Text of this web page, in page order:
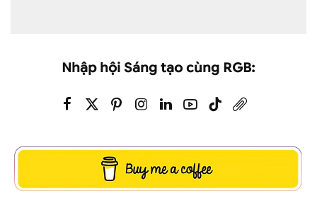
Nhập hội Sáng tạo cùng RGB: